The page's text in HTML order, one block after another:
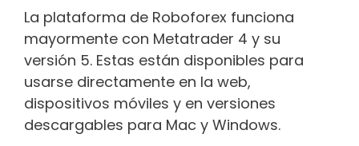
La plataforma de Roboforex funciona
mayormente con Metatrader 4 y su
versión 5. Estas están disponibles para
usarse directamente en la web,
dispositivos móviles y en versiones
descargables para Mac y Windows.